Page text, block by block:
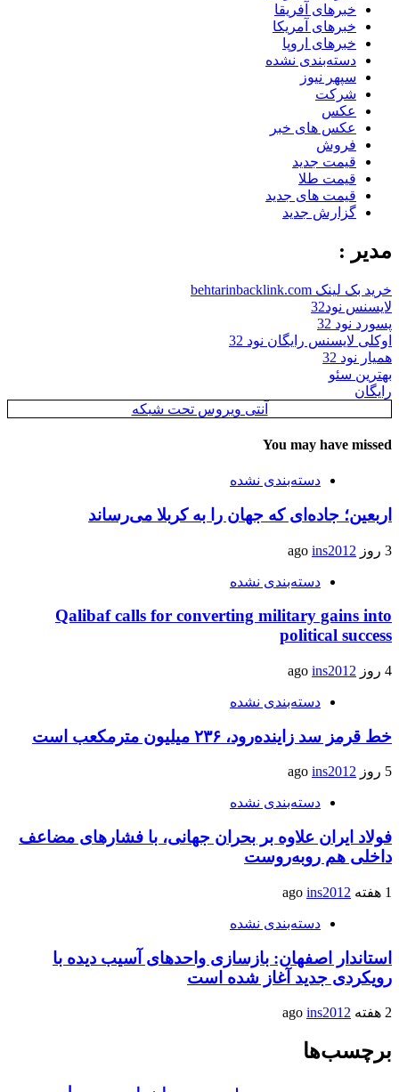
خبرهای آفریقا
خبرهای آمریکا
خبرهای اروپا
دسته‌بندی نشده
سپهر نیوز
شرکت
عکس
عکس های خبر
فروش
قیمت جدید
قیمت طلا
قیمت های جدید
گزارش جدید
مدیر :
خرید بک لینک behtarinbacklink.com
لایسنس نود32
پسورد نود 32
اوکلی لایسنس رایگان نود 32
همیار نود 32
بهترین سئو
رایگان
آنتی ویروس تحت شبکه
You may have missed
دسته‌بندی نشده
اربعین؛ جاده‌ای که جهان را به کربلا می‌رساند
3 روز ago ins2012
دسته‌بندی نشده
Qalibaf calls for converting military gains into
political success
4 روز ago ins2012
دسته‌بندی نشده
خط قرمز سد زاینده‌رود، ۲۳۶ میلیون مترمکعب است
5 روز ago ins2012
دسته‌بندی نشده
فولاد ایران علاوه بر بحران جهانی، با فشارهای مضاعف
داخلی هم روبه‌روست
1 هفته ago ins2012
دسته‌بندی نشده
استاندار اصفهان: بازسازی واحدهای آسیب دیده با
رویکردی جدید آغاز شده است
2 هفته ago ins2012
برچسب‌ها